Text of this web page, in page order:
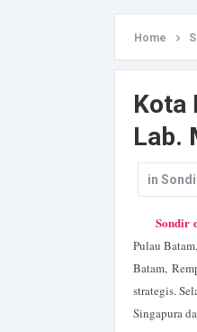
Home
Kota
Lab.
in
Sondir
Pulau
Batam,
strategis.
Singapura